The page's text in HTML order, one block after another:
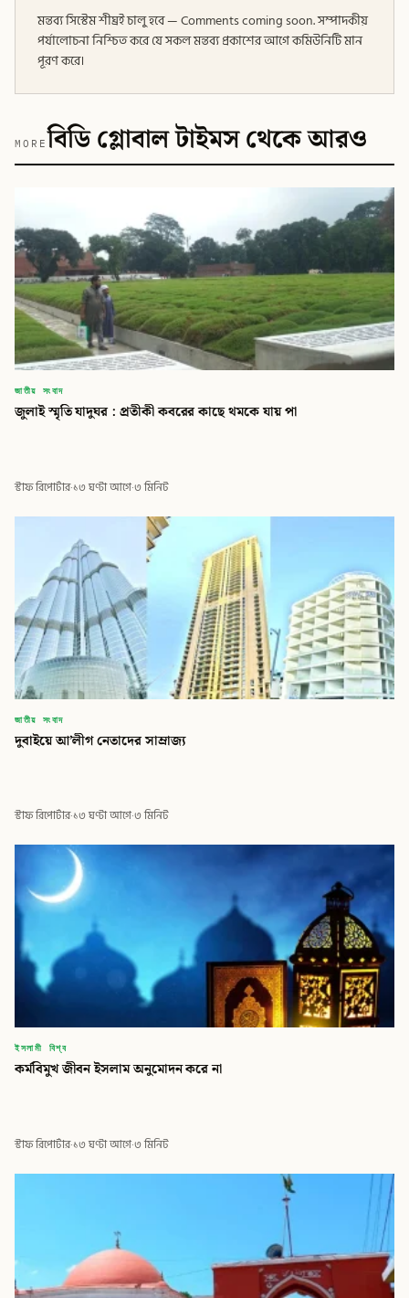
মন্তব্য সিস্টেম শীঘ্রই চালু হবে — Comments coming soon. সম্পাদকীয়
পর্যালোচনা নিশ্চিত করে যে সকল মন্তব্য প্রকাশের আগে কমিউনিটি মান
পূরণ করে।
MOREবিডি গ্লোবাল টাইমস থেকে আরও
জাতীয় সংবাদ
জুলাই স্মৃতি যাদুঘর : প্রতীকী কবরের কাছে থমকে যায় পা
স্টাফ রিপোর্টার·১৩ ঘণ্টা আগে·৩ মিনিট
জাতীয় সংবাদ
দুবাইয়ে আ’লীগ নেতাদের সাম্রাজ্য
স্টাফ রিপোর্টার·১৩ ঘণ্টা আগে·৩ মিনিট
ইসলামী বিশ্ব
কর্মবিমুখ জীবন ইসলাম অনুমোদন করে না
স্টাফ রিপোর্টার·১৩ ঘণ্টা আগে·৩ মিনিট